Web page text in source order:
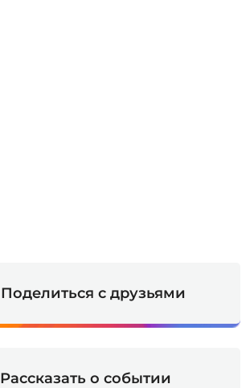
Поделиться с друзьями
Рассказать о событии